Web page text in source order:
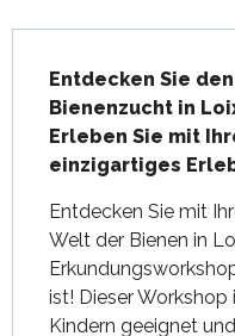
Entdecken Sie
Bienenzucht in
Erleben Sie mit
einzigartiges
Entdecken Sie mit
Welt der Bienen in
ist! Dieser
Kindern geeignet